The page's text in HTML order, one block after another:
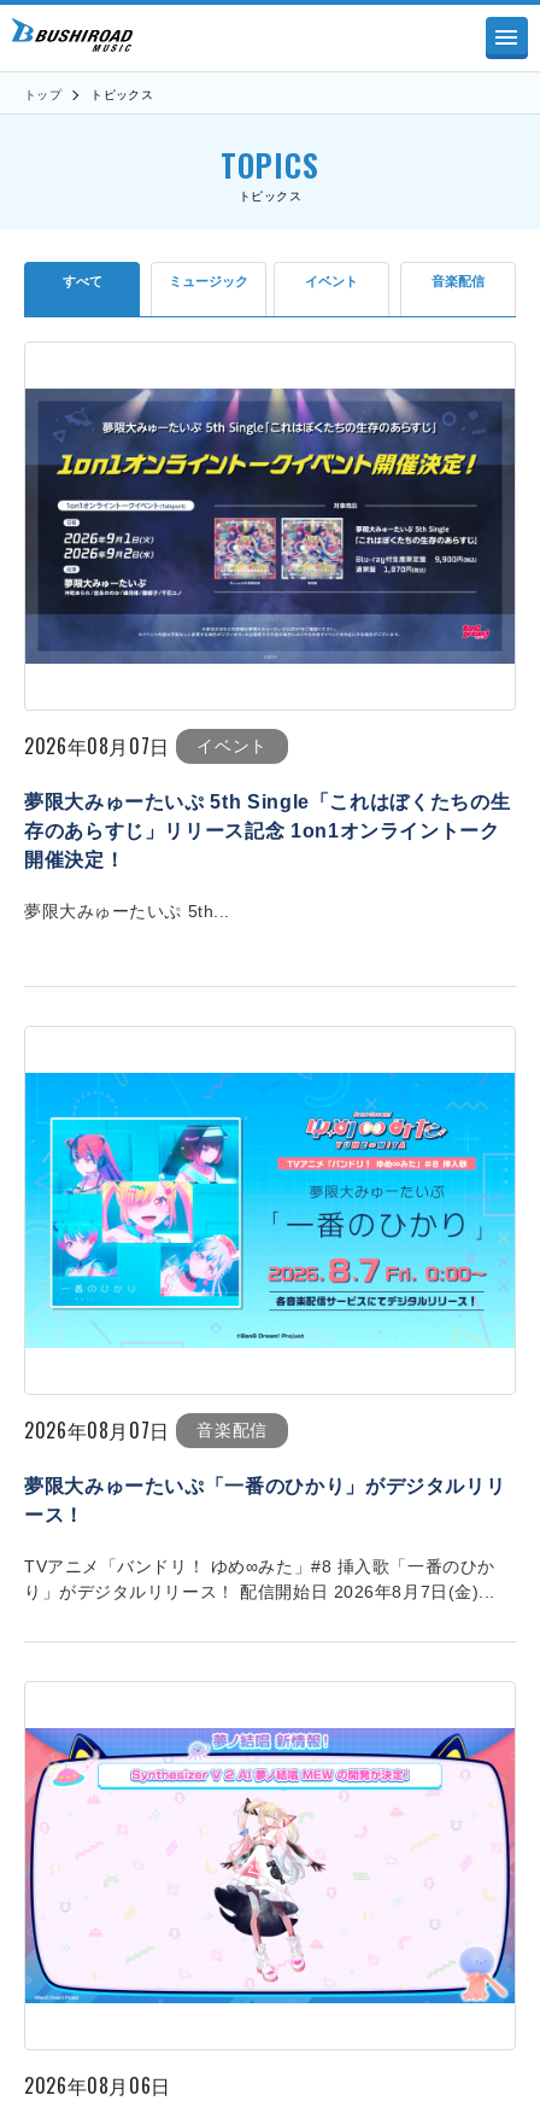
トップ トピックス
TOPICS
トピックス
すべて ミュージック イベント 音楽配信
2026年08月07日 イベント
夢限大みゅーたいぷ 5th Single「これはぼくたちの生
存のあらすじ」リリース記念 1on1オンライントーク
開催決定！
夢限大みゅーたいぷ 5th...
2026年08月07日 音楽配信
夢限大みゅーたいぷ「一番のひかり」がデジタルリリ
ース！
TVアニメ「バンドリ！ ゆめ∞みた」#8 挿入歌「一番のひか
り」がデジタルリリース！ 配信開始日 2026年8月7日(金)...
2026年08月06日